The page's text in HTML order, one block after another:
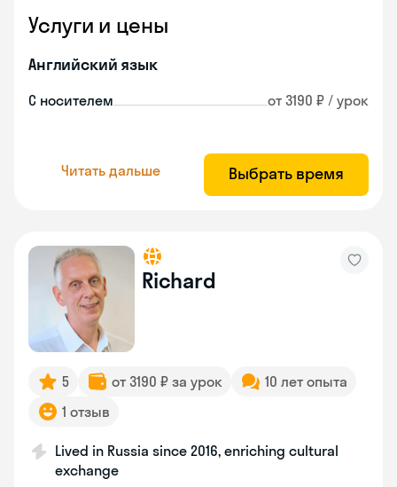
Услуги и цены
Английский язык
С носителем от 3190 ₽ / урок
Читать дальше Выбрать время
Richard
5 от 3190 ₽ за урок
10 лет опыта
1 отзыв
Lived in Russia since 2016, enriching cultural
exchange